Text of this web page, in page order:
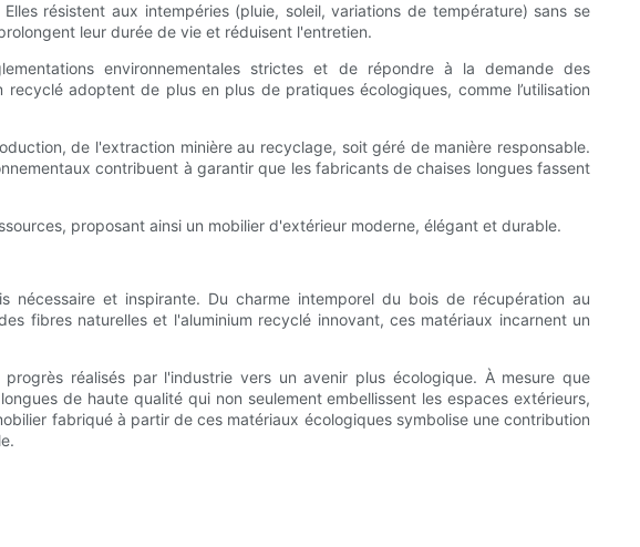
résistent aux intempéries (pluie, soleil, variations de température) sans se
leur durée de vie et réduisent l'entretien.
environnementales strictes et de répondre à la demande des
adoptent de plus en plus de pratiques écologiques, comme l’utilisation
de l'extraction minière au recyclage, soit géré de manière responsable.
contribuent à garantir que les fabricants de chaises longues fassent
proposant ainsi un mobilier d'extérieur moderne, élégant et durable.
et inspirante. Du charme intemporel du bois de récupération au
fibres naturelles et l'aluminium recyclé innovant, ces matériaux incarnent un
réalisés par l'industrie vers un avenir plus écologique. À mesure que
de haute qualité qui non seulement embellissent les espaces extérieurs,
fabriqué à partir de ces matériaux écologiques symbolise une contribution